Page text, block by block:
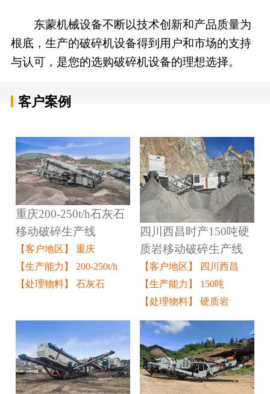
东蒙机械设备不断以技术创新和产品质量为
根底，生产的破碎机设备得到用户和市场的支持
与认可，是您的选购破碎机设备的理想选择。
客户案例
重庆200-250t/h石灰石
移动破碎生产线
【客户地区】 重庆
【生产能力】 200-250t/h
【处理物料】 石灰石
四川西昌时产150吨硬
质岩移动破碎生产线
【客户地区】 四川西昌
【生产能力】 150吨
【处理物料】 硬质岩